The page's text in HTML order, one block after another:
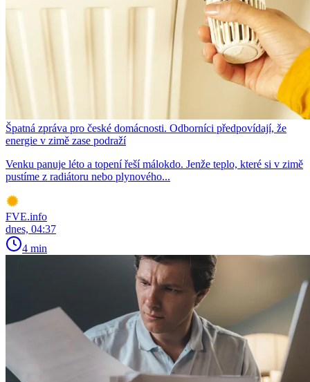
Špatná zpráva pro české domácnosti. Odborníci předpovídají, že
energie v zimě zase podraží
Venku panuje léto a topení řeší málokdo. Jenže teplo, které si v zimě
pustíme z radiátoru nebo plynového...
FVE.info
dnes, 04:37
4 min